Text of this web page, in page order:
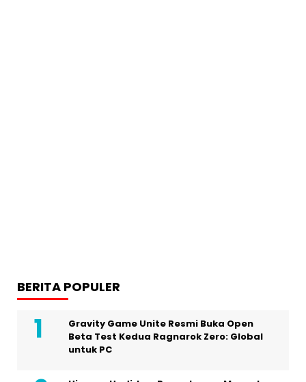
BERITA POPULER
Gravity Game Unite Resmi Buka Open
Beta Test Kedua Ragnarok Zero: Global
untuk PC